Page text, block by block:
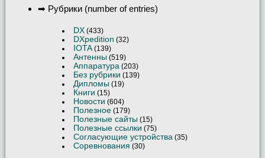
➡ Рубрики (number of entries)
DX (433)
DXpedition (32)
IOTA (139)
Антенны (519)
Аппаратура (203)
Без рубрики (139)
Дипломы (19)
Книги (15)
Новости (604)
Полезное (179)
Полезные сайты (15)
Полезные ссылки (75)
Согласующие устройства (35)
Соревнования (30)